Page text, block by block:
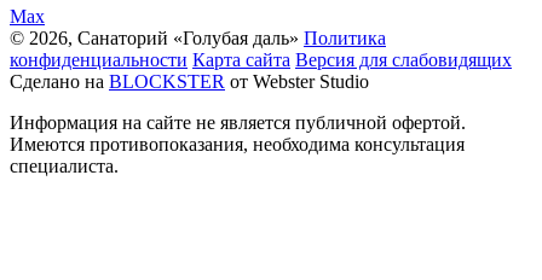
Max
© 2026, Санаторий «Голубая даль» Политика
конфиденциальности Карта сайта Версия для слабовидящих
Сделано на BLOCKSTER от Webster Studio
Информация на сайте не является публичной офертой.
Имеются противопоказания, необходима консультация
специалиста.